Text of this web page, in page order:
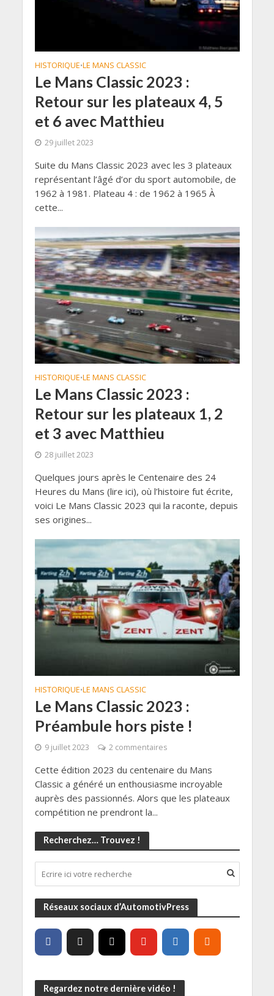
HISTORIQUE•LE MANS CLASSIC
Le Mans Classic 2023 :
Retour sur les plateaux 4, 5
et 6 avec Matthieu
29 juillet 2023
Suite du Mans Classic 2023 avec les 3 plateaux
représentant l’âgé d’or du sport automobile, de
1962 à 1981. Plateau 4 : de 1962 à 1965 À
cette...
HISTORIQUE•LE MANS CLASSIC
Le Mans Classic 2023 :
Retour sur les plateaux 1, 2
et 3 avec Matthieu
28 juillet 2023
Quelques jours après le Centenaire des 24
Heures du Mans (lire ici), où l’histoire fut écrite,
voici Le Mans Classic 2023 qui la raconte, depuis
ses origines...
HISTORIQUE•LE MANS CLASSIC
Le Mans Classic 2023 :
Préambule hors piste !
9 juillet 2023 2 commentaires
Cette édition 2023 du centenaire du Mans
Classic a généré un enthousiasme incroyable
auprès des passionnés. Alors que les plateaux
compétition ne prendront la...
Recherchez… Trouvez !
Réseaux sociaux d’AutomotivPress
Regardez notre dernière vidéo !